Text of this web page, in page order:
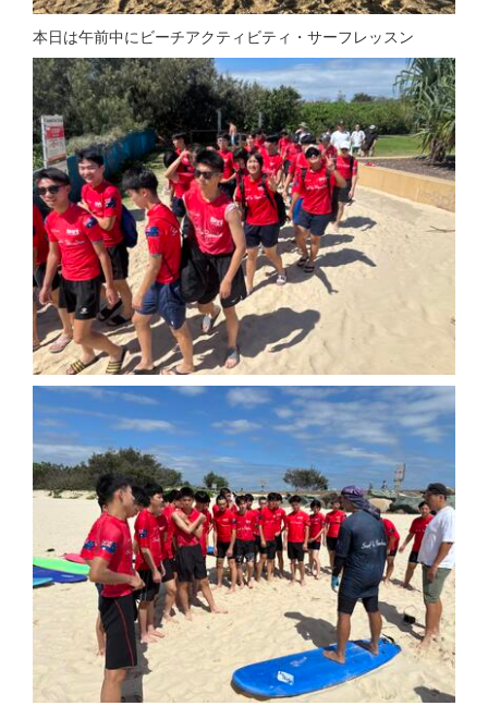
本日は午前中にビーチアクティビティ・サーフレッスン